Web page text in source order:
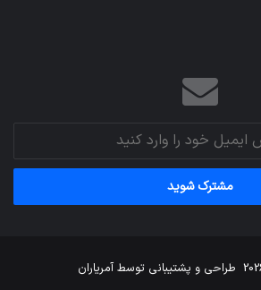
طراحی و پشتیبانی توسطآمریاران